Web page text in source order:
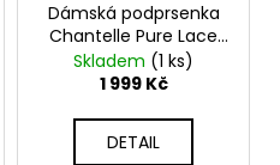
Dámská podprsenka
Chantelle Pure Lace
C18IN3 Covering
Spacer Bra
Skladem (1 ks)
1 999 Kč
DETAIL